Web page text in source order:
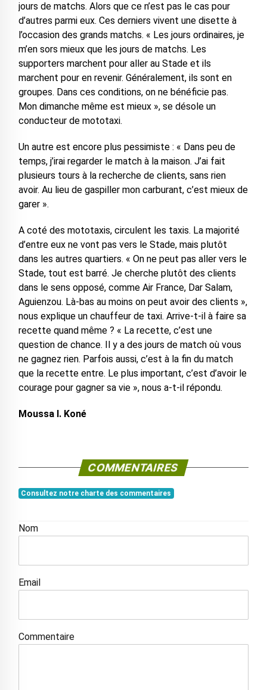
jours de matchs. Alors que ce n’est pas le cas pour
d’autres parmi eux. Ces derniers vivent une disette à
l’occasion des grands matchs. « Les jours ordinaires, je
m’en sors mieux que les jours de matchs. Les
supporters marchent pour aller au Stade et ils
marchent pour en revenir. Généralement, ils sont en
groupes. Dans ces conditions, on ne bénéficie pas.
Mon dimanche même est mieux », se désole un
conducteur de mototaxi.
Un autre est encore plus pessimiste : « Dans peu de
temps, j’irai regarder le match à la maison. J’ai fait
plusieurs tours à la recherche de clients, sans rien
avoir. Au lieu de gaspiller mon carburant, c’est mieux de
garer ».
A coté des mototaxis, circulent les taxis. La majorité
d’entre eux ne vont pas vers le Stade, mais plutôt
dans les autres quartiers. « On ne peut pas aller vers le
Stade, tout est barré. Je cherche plutôt des clients
dans le sens opposé, comme Air France, Dar Salam,
Aguienzou. Là-bas au moins on peut avoir des clients »,
nous explique un chauffeur de taxi. Arrive-t-il à faire sa
recette quand même ? « La recette, c’est une
question de chance. Il y a des jours de match où vous
ne gagnez rien. Parfois aussi, c’est à la fin du match
que la recette entre. Le plus important, c’est d’avoir le
courage pour gagner sa vie », nous a-t-il répondu.
Moussa I. Koné
COMMENTAIRES
Consultez notre charte des commentaires
Nom
Email
Commentaire